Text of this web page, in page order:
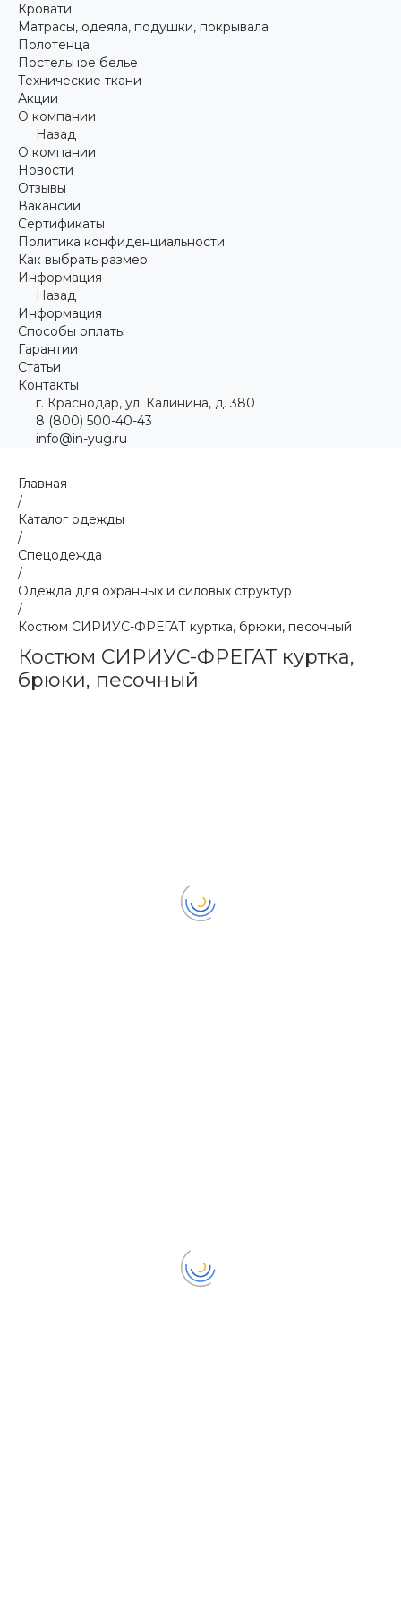
Кровати
Матрасы, одеяла, подушки, покрывала
Полотенца
Постельное белье
Технические ткани
Акции
О компании
Назад
О компании
Новости
Отзывы
Вакансии
Сертификаты
Политика конфиденциальности
Как выбрать размер
Информация
Назад
Информация
Способы оплаты
Гарантии
Статьи
Контакты
г. Краснодар, ул. Калинина, д. 380
8 (800) 500-40-43
info@in-yug.ru
Главная
/
Каталог одежды
/
Спецодежда
/
Одежда для охранных и силовых структур
/
Костюм СИРИУС-ФРЕГАТ куртка, брюки, песочный
Костюм СИРИУС-ФРЕГАТ куртка,
брюки, песочный